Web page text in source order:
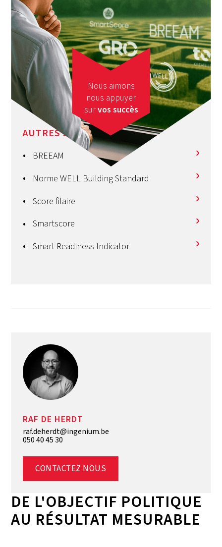
Nous aimons
nous appuyer
survos succès
AUTRES SERVICES
BREEAM
Norme WELL Building Standard
Score filaire
Smartscore
Smart Readiness Indicator
RAF DE HERDT
raf.deherdt@ingenium.be
050 40 45 30
CONTACTEZ NOUS
DE L'OBJECTIF POLITIQUE
AU RÉSULTAT MESURABLE